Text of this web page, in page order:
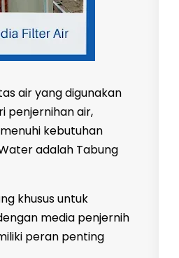
air yang digunakan
penjernihan air,
kebutuhan
adalah Tabung
khusus untuk
media penjernih
peran penting